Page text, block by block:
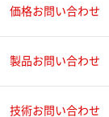
価格お問い合わせ
製品お問い合わせ
技術お問い合わせ